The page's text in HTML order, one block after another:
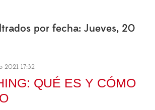
por fecha: Jueves, 20
2021 17:32
QUÉ ES Y CÓMO